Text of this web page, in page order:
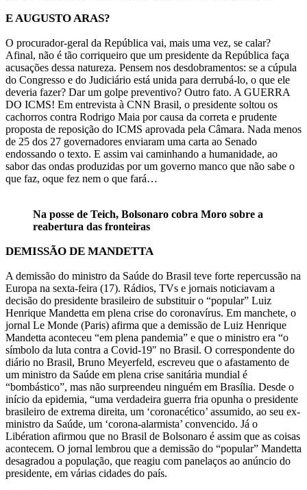
E AUGUSTO ARAS?
O procurador-geral da República vai, mais uma vez, se calar?
Afinal, não é tão corriqueiro que um presidente da República faça
acusações dessa natureza. Pensem nos desdobramentos: se a cúpula
do Congresso e do Judiciário está unida para derrubá-lo, o que ele
deveria fazer? Dar um golpe preventivo? Outro fato. A GUERRA
DO ICMS! Em entrevista à CNN Brasil, o presidente soltou os
cachorros contra Rodrigo Maia por causa da correta e prudente
proposta de reposição do ICMS aprovada pela Câmara. Nada menos
de 25 dos 27 governadores enviaram uma carta ao Senado
endossando o texto. E assim vai caminhando a humanidade, ao
sabor das ondas produzidas por um governo manco que não sabe o
que faz, oque fez nem o que fará…
Na posse de Teich, Bolsonaro cobra Moro sobre a
reabertura das fronteiras
DEMISSÃO DE MANDETTA
A demissão do ministro da Saúde do Brasil teve forte repercussão na
Europa na sexta-feira (17). Rádios, TVs e jornais noticiavam a
decisão do presidente brasileiro de substituir o “popular” Luiz
Henrique Mandetta em plena crise do coronavírus. Em manchete, o
jornal Le Monde (Paris) afirma que a demissão de Luiz Henrique
Mandetta aconteceu “em plena pandemia” e que o ministro era “o
símbolo da luta contra a Covid-19″ no Brasil. O correspondente do
diário no Brasil, Bruno Meyerfeld, escreveu que o afastamento de
um ministro da Saúde em plena crise sanitária mundial é
“bombástico”, mas não surpreendeu ninguém em Brasília. Desde o
início da epidemia, “uma verdadeira guerra fria opunha o presidente
brasileiro de extrema direita, um ‘coronacético’ assumido, ao seu ex-
ministro da Saúde, um ‘corona-alarmista’ convencido. Já o
Libération afirmou que no Brasil de Bolsonaro é assim que as coisas
acontecem. O jornal lembrou que a demissão do “popular” Mandetta
desagradou a população, que reagiu com panelaços ao anúncio do
presidente, em várias cidades do país.